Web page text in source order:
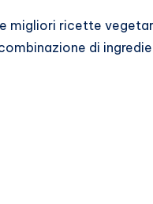
migliori ricette
di